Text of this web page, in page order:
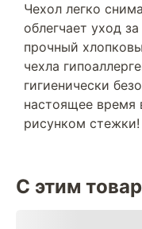
Чехол легко
облегчает уход
прочный
чехла
гигиенически
настоящее время
рисунком стежки!
С этим